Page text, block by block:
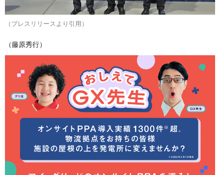
（プレスリリースより引用）
（藤原秀行）